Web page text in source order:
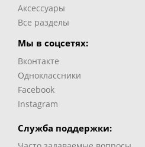
Аксессуары
Все разделы
Мы в соцсетях:
Вконтакте
Одноклассники
Facebook
Instagram
Служба поддержки: